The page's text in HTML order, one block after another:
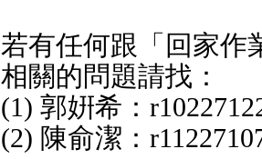
若有任何跟「回家作
相關的問題請找：
(1) 郭姸希：
(2) 陳俞潔：